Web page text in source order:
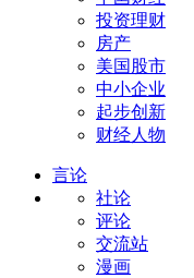
投资理财
房产
美国股市
中小企业
起步创新
财经人物
言论
社论
评论
交流站
漫画